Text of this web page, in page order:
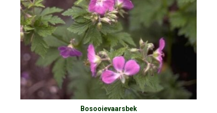
Bosooievaarsbek